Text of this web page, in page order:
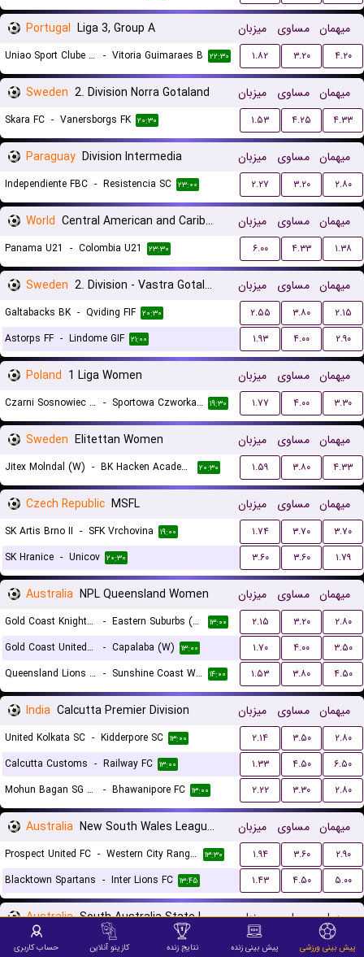
Portugal Liga 3, Group A میزبان مساوی میهمان
Uniao Sport Clube Paredes - Vitoria Guimaraes B ۲۲:۳۰ ۱.۸۲ ۳.۲۰ ۴.۲۰
Sweden 2. Division Norra Gotaland میزبان مساوی میهمان
Skara FC - Vanersborgs FK ۲۰:۳۰ ۱.۵۳ ۴.۲۵ ۴.۳۳
Paraguay Division Intermedia میزبان مساوی میهمان
Independiente FBC - Resistencia SC ۲۳:۰۰ ۲.۲۷ ۳.۲۰ ۲.۸۰
World Central American and Caribbean Games میزبان مساوی میهمان
Panama U21 - Colombia U21 ۲۳:۳۰ ۶.۰۰ ۴.۳۳ ۱.۳۸
Sweden 2. Division - Vastra Gotaland میزبان مساوی میهمان
Galtabacks BK - Qviding FIF ۲۰:۳۰ ۲.۵۵ ۳.۸۰
۲.۱۵
Astorps FF - Lindome GIF ۲۱:۰۰ ۱.۹۳ ۴.۰۰ ۲.۹۰
Poland 1 Liga Women میزبان مساوی میهمان
Czarni Sosnowiec II (W) - Sportowa Czworka Radom (W) ۱۹:۳۰ ۱.۷۷ ۴.۰۰ ۳.۳۰
Sweden Elitettan Women میزبان مساوی میهمان
Jitex Molndal (W) - BK Hacken Academy (W) ۲۰:۳۰ ۱.۵۹ ۳.۸۰ ۴.۳۳
Czech Republic MSFL میزبان مساوی میهمان
SK Artis Brno II - SFK Vrchovina ۱۹:۰۰ ۱.۷۴ ۳.۷۰
۳.۷۰
SK Hranice - Unicov ۲۰:۳۰ ۳.۶۰ ۳.۶۰ ۱.۷۹
Australia NPL Queensland Women میزبان مساوی میهمان
Gold Coast Knights (W) - Eastern Suburbs (W) ۱۳:۰۰ ۲.۱۵ ۳.۲۰
۲.۸۰
Gold Coast United (W)
- Capalaba (W) ۱۳:۰۰ ۱.۷۰ ۴.۰۰
۳.۵۰
Queensland Lions FC (W) - Sunshine Coast Wanderers (W) ۱۴:۰۰ ۱.۵۳ ۳.۸۰ ۴.۵۰
India Calcutta Premier Division میزبان مساوی میهمان
United Kolkata SC - Kidderpore SC ۱۳:۰۰ ۲.۱۴ ۳.۵۰
۲.۸۰
Calcutta Customs - Railway FC ۱۳:۰۰ ۱.۳۳ ۴.۵۰
۶.۵۰
Mohun Bagan SG Reserves
- Bhawanipore FC ۱۳:۰۰ ۲.۲۲ ۳.۳۰ ۲.۸۰
Australia New South Wales League 1 میزبان مساوی میهمان
Prospect United FC - Western City Rangers ۱۳:۳۰ ۱.۹۴ ۳.۶۰
۲.۹۰
Blacktown Spartans - Inter Lions FC ۱۳:۴۵ ۱.۴۳ ۴.۵۰ ۵.۰۰
AustraliaSouth Australia State League 1 میزبان مساوی میهمان
Adelaide Croatia Raiders-The Cove FC ۱۳:۳۰ ۱.۷۴ ۳.۸۰ ۳.۵۰
پیش بینی ورزشی پیش بینی زنده نتایج زنده کازینو آنلاین حساب کاربری